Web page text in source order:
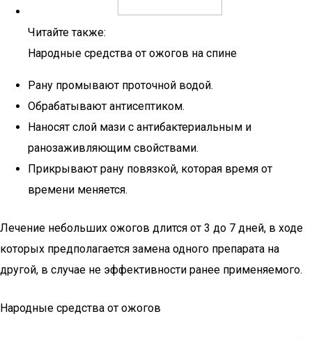
Читайте также:
Народные средства от ожогов на спине
Рану промывают проточной водой.
Обрабатывают антисептиком.
Наносят слой мази с антибактериальным и
ранозаживляющим свойствами.
Прикрывают рану повязкой, которая время от
времени меняется.
Лечение небольших ожогов длится от 3 до 7 дней, в ходе
которых предполагается замена одного препарата на
другой, в случае не эффективности ранее применяемого.
Народные средства от ожогов